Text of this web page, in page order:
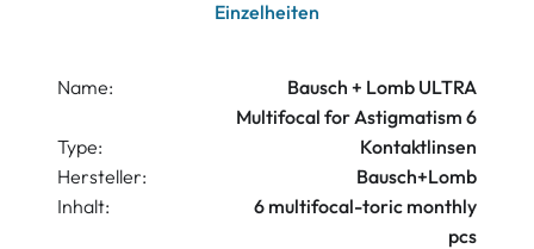
Einzelheiten
Name:
Bausch + Lomb ULTRA
Multifocal for Astigmatism 6
Type:
Kontaktlinsen
Hersteller:
Bausch+Lomb
Inhalt:
6 multifocal-toric monthly
pcs